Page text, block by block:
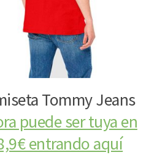
Tommy Jeans
puede ser tuya en
entrando aquí